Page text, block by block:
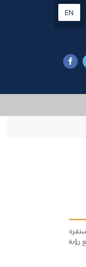
EN
رؤية